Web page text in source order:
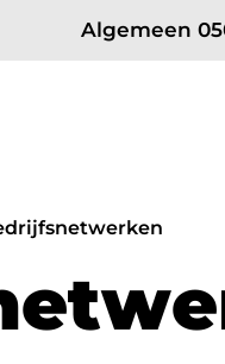
Algemeen
Ons
etwe